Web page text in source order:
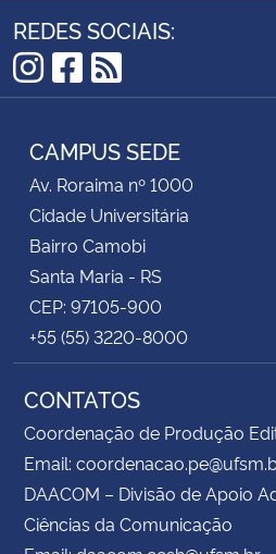
REDES SOCIAIS:
Instagram
Facebook
RSS
CAMPUS SEDE
Av. Roraima nº 1000
Cidade Universitária
Bairro Camobi
Santa Maria - RS
CEP: 97105-900
+55 (55) 3220-8000
CONTATOS
Coordenação de Produção
Email:
DAACOM – Divisão de Apoio
Ciências da Comunicação